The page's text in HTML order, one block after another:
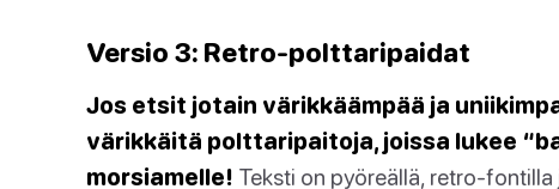
Versio 3: Retro-polttaripaidat
Jos etsit jotain värikkäämpää ja
värikkäitä polttaripaitoja, joissa lukee
morsiamelle! Teksti on pyöreällä, retro-